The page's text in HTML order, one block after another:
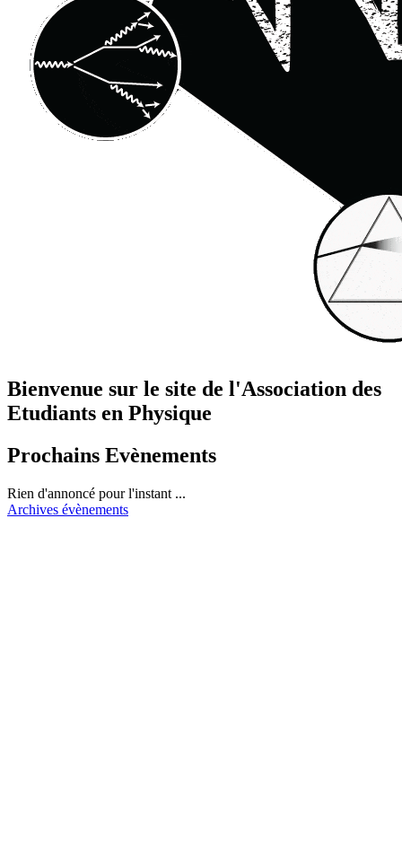
Bienvenue sur le site de l'Association des
Etudiants en Physique
Prochains Evènements
Rien d'annoncé pour l'instant ...
Archives évènements